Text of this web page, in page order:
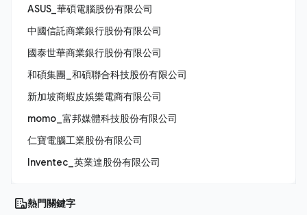
ASUS_華碩電腦股份有限公司
中國信託商業銀行股份有限公司
國泰世華商業銀行股份有限公司
和碩集團_和碩聯合科技股份有限公司
新加坡商蝦皮娛樂電商有限公司
momo_富邦媒體科技股份有限公司
仁寶電腦工業股份有限公司
Inventec_英業達股份有限公司
熱門關鍵字